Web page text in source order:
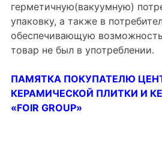
герметичную(вакуумную)
упаковку, а также в
обеспечивающую возможность
товар не был в употреблении.
ПАМЯТКА ПОКУПАТЕЛЮ
КЕРАМИЧЕСКОЙ ПЛИТКИ И
«FOIR GROUP»